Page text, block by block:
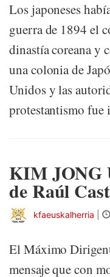
Los japoneses
guerra de 1894 el
dinastía coreana y
una colonia de
Unidos y las
protestantismo fue
KIM JONG
de Raúl
kfaeuskalherria
El Máximo
mensaje que con